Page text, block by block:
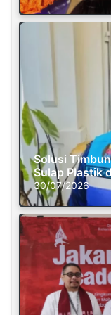
Solusi
Sulap Plastik
30/07/2026